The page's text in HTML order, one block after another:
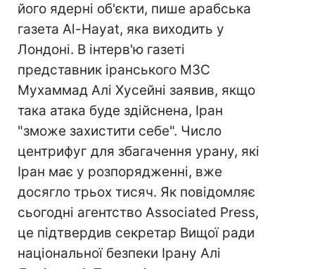
його ядерні об'єкти, пише арабська
газета Al-Hayat, яка виходить у
Лондоні. В інтерв'ю газеті
представник іранського МЗС
Мухаммад Алі Хусейні заявив, якщо
така атака буде здійснена, Іран
"зможе захистити себе". Число
центрифуг для збагачення урану, які
Іран має у розпорядженні, вже
досягло трьох тисяч. Як повідомляє
сьогодні агентство Associated Press,
це підтвердив секретар Вищої ради
національної безпеки Ірану Алі